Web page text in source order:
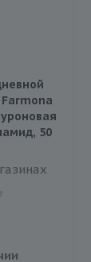
50